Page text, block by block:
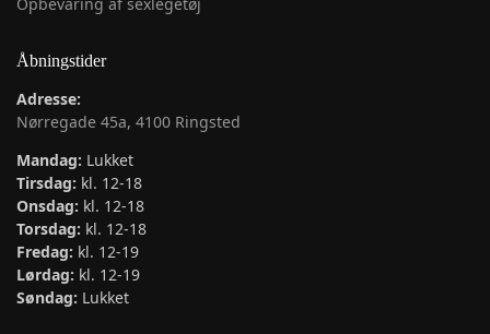
Åbningstider
Adresse:
Nørregade 45a, 4100 Ringsted
Mandag: Lukket
Tirsdag: kl. 12-18
Onsdag: kl. 12-18
Torsdag: kl. 12-18
Fredag: kl. 12-19
Lørdag: kl. 12-19
Søndag: Lukket